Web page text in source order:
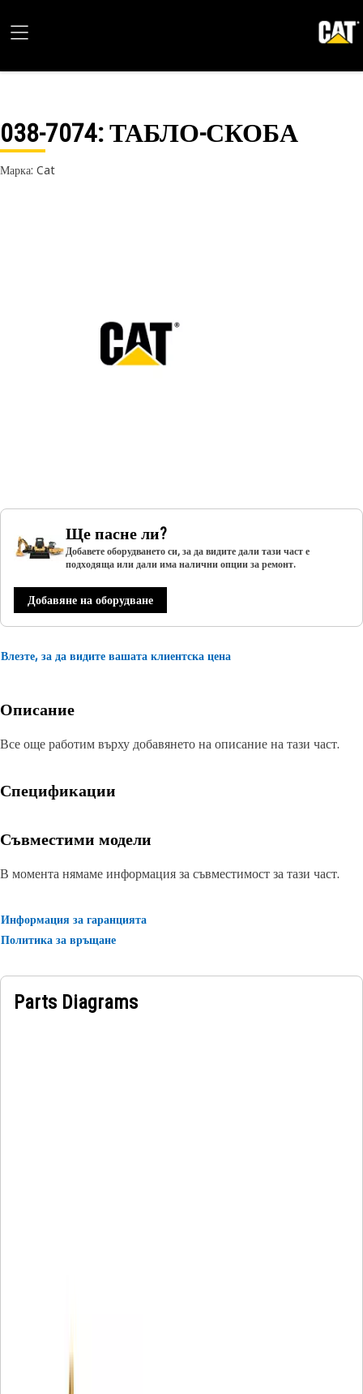
038-7074: ТАБЛО-СКОБА
Марка: Cat
Ще пасне ли?
Добавете оборудването си, за да видите дали тази част е
подходяща или дали има налични опции за ремонт.
Добавяне на оборудване
Влезте, за да видите вашата клиентска цена
Описание
Все още работим върху добавянето на описание на тази част.
Спецификации
Съвместими модели
В момента нямаме информация за съвместимост за тази част.
Информация за гаранцията
Политика за връщане
Parts Diagrams